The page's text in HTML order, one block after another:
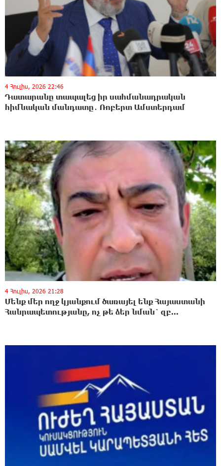
4 Հուլիս, 2026 22:46
Դատարանը տապալեց իր սահմանադրական
հիմնական մանդատը․ Ռոբերտ Ամստերդամ
4 Հուլիս, 2026 21:28
Մենք մեր ողջ կյանքում ծառայել ենք Հայաստանի
Հանրապետությանը, ոչ թե ձեր նման` զբ...